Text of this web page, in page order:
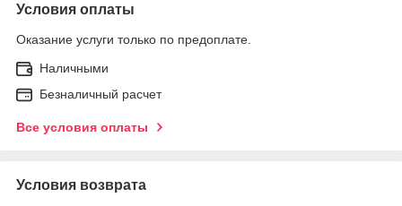
Условия оплаты
Оказание услуги только по предоплате.
Наличными
Безналичный расчет
Все условия оплаты
Условия возврата